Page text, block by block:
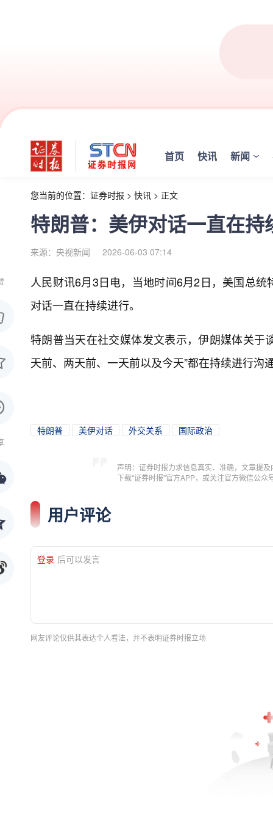
首页 快讯 新闻
您当前的位置： 证券时报 > 快讯 > 正文
特朗普：美伊对话一直在持
来源：央视新闻 2026-06-03 07:14
人民财讯6月3日电， 当地时间6月2日，美国总
对话一直在持续进行。
特朗普当天在社交媒体发文表示，伊朗媒体关于
天前、两天前、一天前以及今天”都在持续进行
特朗普 美伊对话 外交关系 国际政治
声明：证券时报力求信息真实、准确，文章提
下载"证券时报"官方APP，或关注官方微信公
用户评论
登录 后可以发言
网友评论仅供其表达个人看法，并不表明证券时报立场